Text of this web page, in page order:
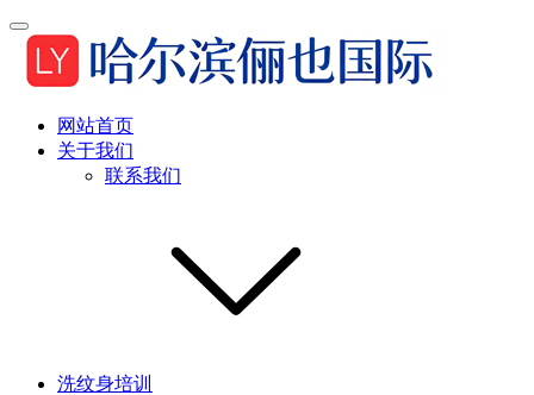
网站首页
关于我们
联系我们
洗纹身培训